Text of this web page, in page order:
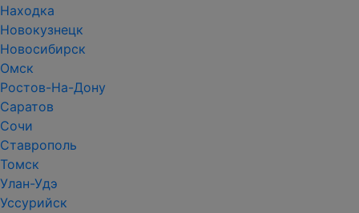
Находка
Новокузнецк
Новосибирск
Омск
Ростов-На-Дону
Саратов
Сочи
Ставрополь
Томск
Улан-Удэ
Уссурийск